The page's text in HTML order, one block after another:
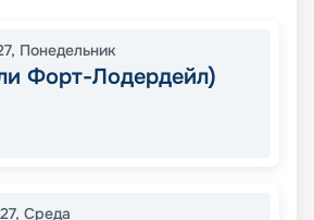
, Понедельник
Форт-Лодердейл)
, Среда